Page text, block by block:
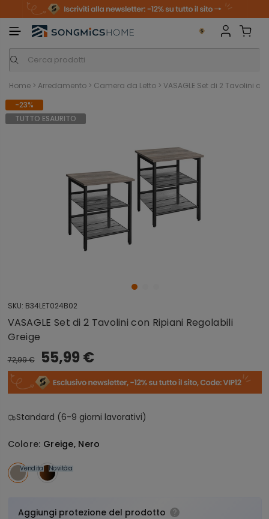
Home > Arredamento > Camera da Letto > VASAGLE Set di 2 Tavolini
-23%
TUTTO ESAURITO
SKU: B34LET024B02
VASAGLE Set di 2 Tavolini con Ripiani Regolabili
Greige
72,99 € 55,99 €
Standard (6-9 giorni lavorativi)
Colore: Greige, Nero
Vendita Vendita
Novità
Aggiungi protezione del prodotto
n
i